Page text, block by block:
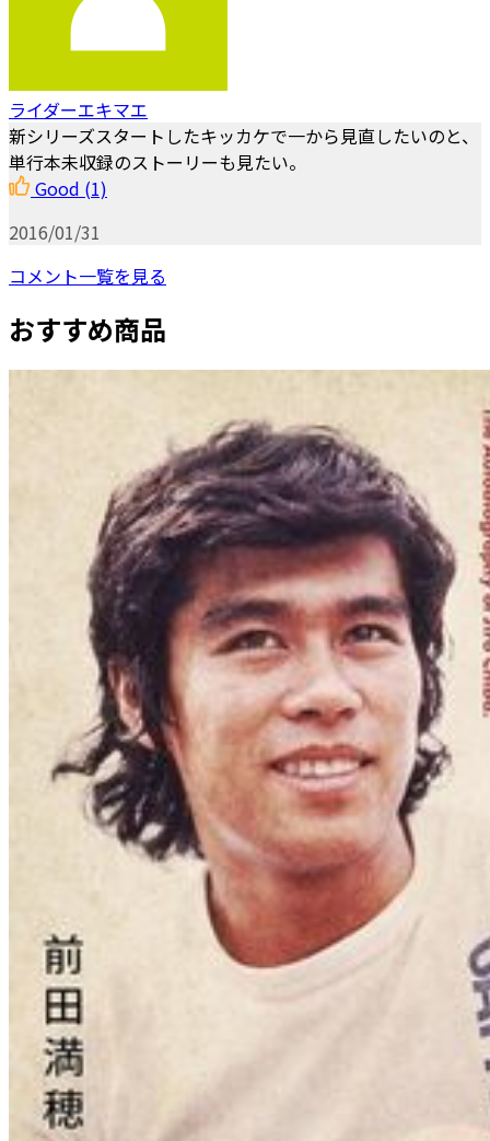
ライダーエキマエ
新シリーズスタートしたキッカケで一から見直したいのと、
単行本未収録のストーリーも見たい。
Good (1)
2016/01/31
コメント一覧を見る
おすすめ商品